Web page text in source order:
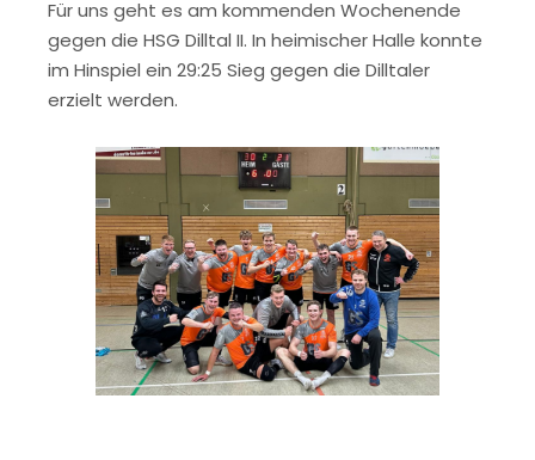
Für uns geht es am kommenden Wochenende
gegen die HSG Dilltal II. In heimischer Halle konnte
im Hinspiel ein 29:25 Sieg gegen die Dilltaler
erzielt werden.